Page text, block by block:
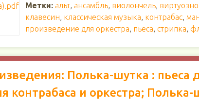
Метки: альт, ансамбль, виолончель,
клавесин, классическая музыка, контрабас,
произведение для оркестра, пьеса, стрипка,
Полька-шутка : пьеса
контрабаса и оркестра;